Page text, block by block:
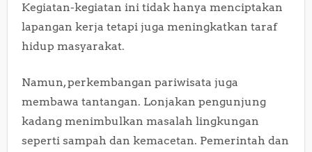
Kegiatan-kegiatan ini tidak hanya menciptakan
lapangan kerja tetapi juga meningkatkan taraf
hidup masyarakat.
Namun, perkembangan pariwisata juga
membawa tantangan. Lonjakan pengunjung
kadang menimbulkan masalah lingkungan
seperti sampah dan kemacetan. Pemerintah dan